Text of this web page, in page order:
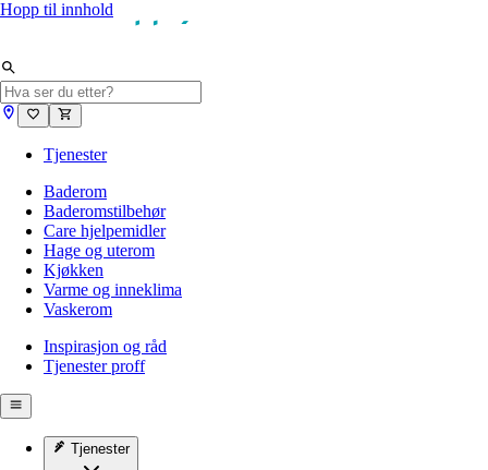
Hopp til innhold
Tjenester
Baderom
Baderomstilbehør
Care hjelpemidler
Hage og uterom
Kjøkken
Varme og inneklima
Vaskerom
Inspirasjon og råd
Tjenester proff
Tjenester